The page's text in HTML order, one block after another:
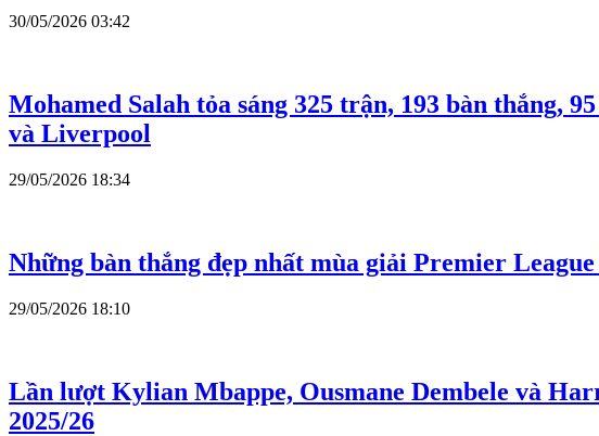
30/05/2026 03:42
Mohamed Salah tỏa sáng 325 trận, 193 bàn thắng,
và Liverpool
29/05/2026 18:34
Những bàn thắng đẹp nhất mùa giải Premier League
29/05/2026 18:10
Lần lượt Kylian Mbappe, Ousmane Dembele và
2025/26